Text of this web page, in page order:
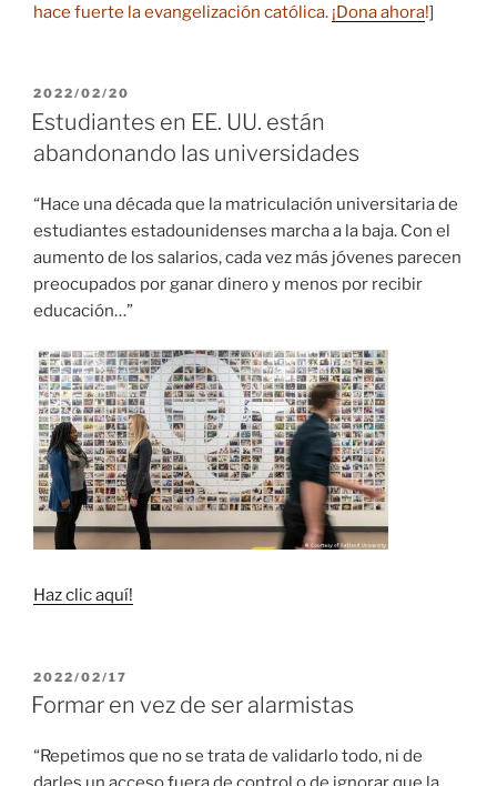
hace fuerte la evangelización católica. ¡Dona ahora!]
PUBLICADO
EL
2022/02/20
Estudiantes en EE. UU. están
abandonando las universidades
“Hace una década que la matriculación universitaria de
estudiantes estadounidenses marcha a la baja. Con el
aumento de los salarios, cada vez más jóvenes parecen
preocupados por ganar dinero y menos por recibir
educación…”
Haz clic aquí!
PUBLICADO
EL
2022/02/17
Formar en vez de ser alarmistas
“Repetimos que no se trata de validarlo todo, ni de